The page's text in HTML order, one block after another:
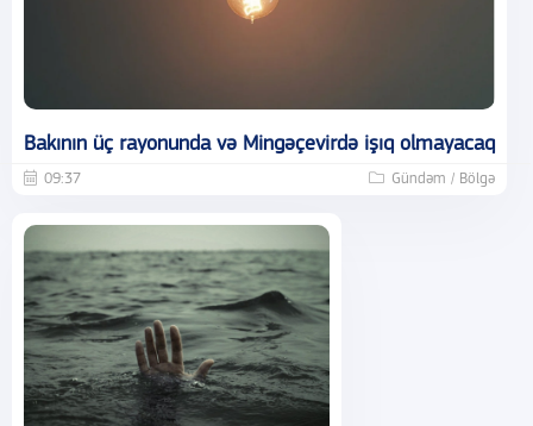
Bakının üç rayonunda və Mingəçevirdə işıq olmayacaq
09:37 Gündəm / Bölgə